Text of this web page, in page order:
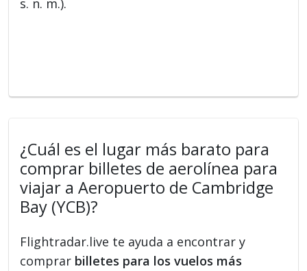
s. n. m.).
¿Cuál es el lugar más barato para
comprar billetes de aerolínea para
viajar a Aeropuerto de Cambridge
Bay (YCB)?
Flightradar.live te ayuda a encontrar y
comprar billetes para los vuelos más